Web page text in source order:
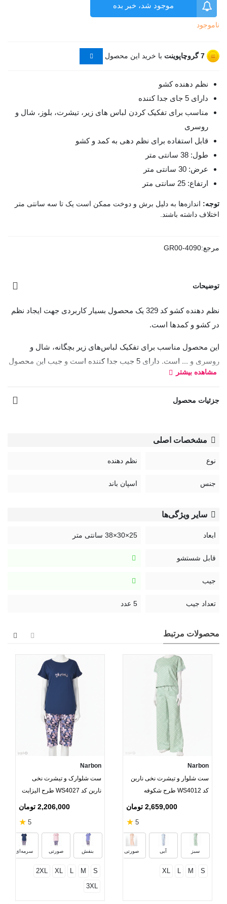
موجود شد، خبر بده
ناموجود
7گروچاپوینت با خرید این محصول
نظم دهنده کشو
دارای 5 جای جدا کننده
مناسب برای تفکیک کردن لباس های زیر، تیشرت، بلوز، شال و
روسری
قابل استفاده برای نظم دهی به کمد و کشو
طول: 38 سانتی متر
عرض: 30 سانتی متر
ارتفاع: 25 سانتی متر
توجه: اندازه‌ها به دلیل برش و دوخت ممکن است یک تا سه سانتی متر
اختلاف داشته باشند.
مرجع:GR00-4090
توضیحات
نظم دهنده کشو کد 329 یک محصول بسیار کاربردی جهت ایجاد نظم
در کشو و کمد‌ها است.
این محصول مناسب برای تفکیک لباس‌های زیر بچگانه، شال و
روسری و ... است. دارای 5 جیب جدا کننده است و جیب این محصول
به پارچه زیرین دوخته نشده است.
مشاهده بیشتر
جزئیات محصول
مشخصات اصلی
نوع نظم دهنده
جنس اسپان باند
سایر ویژگی‌ها
ابعاد 25×30×38 سانتی متر
قابل شستشو
جیب
تعداد جیب 5 عدد
محصولات مرتبط
Narbon
ست شلوار و تیشرت نخی ناربن
کد WS4012 طرح شکوفه
2,659,000 تومان
5
★
سبز آبی صورتی
S
M
L
XL
Narbon
ست شلوارک و تیشرت نخی
ناربن کد WS4027 طرح الیزابت
2,206,000 تومان
5
★
بنفش صورتی سرمه‌ای
S
M
L
XL
2XL
3XL